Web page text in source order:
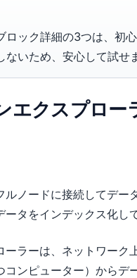
ロック詳細の3つは、初
ないため、安心して試せ
エクスプロ
ルノードに接続してデー
ータをインデックス化し
ーラーは、ネットワーク
コンピューター）からデ